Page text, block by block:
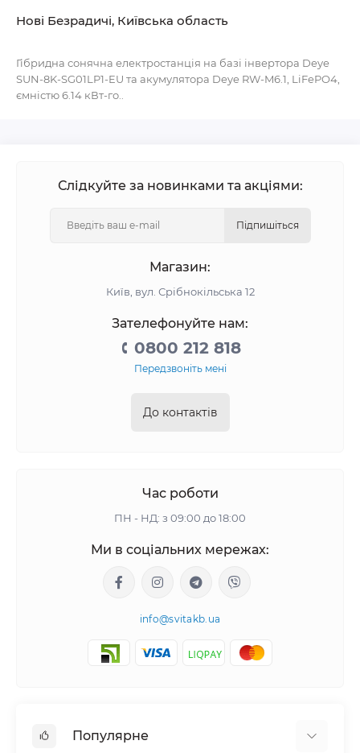
Нові Безрадичі, Київська область
Гібридна сонячна електростанція на базі інвертора Deye
SUN-8K-SG01LP1-EU та акумулятора Deye RW-M6.1, LiFePO4,
ємністю 6.14 кВт-го..
Слідкуйте за новинками та акціями:
Підпишіться
Магазин:
Київ, вул. Срібнокільська 12
Зателефонуйте нам:
0800 212 818
Передзвоніть мені
До контактів
Час роботи
ПН - НД: з 09:00 до 18:00
Ми в соціальних мережах:
info@svitakb.ua
Популярне